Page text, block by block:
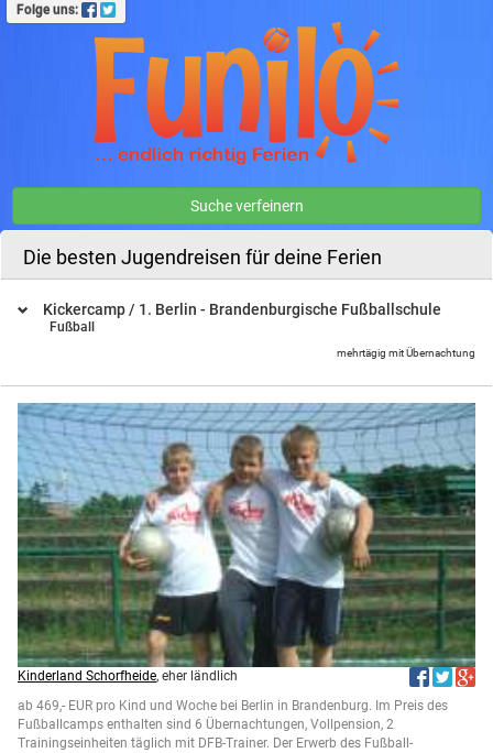
Folge uns:
Suche verfeinern
Die besten Jugendreisen für deine Ferien
Kickercamp / 1. Berlin - Brandenburgische Fußballschule
Fußball
mehrtägig mit Übernachtung
Kinderland Schorfheide, eher ländlich
ab 469,- EUR pro Kind und Woche bei Berlin in Brandenburg. Im Preis des
Fußballcamps enthalten sind 6 Übernachtungen, Vollpension, 2
Trainingseinheiten täglich mit DFB-Trainer. Der Erwerb des Fußball-